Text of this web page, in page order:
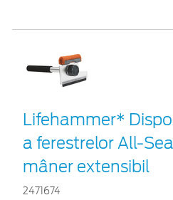
Lifehammer*
a ferestrelor All-
mâner extensibil
2471674